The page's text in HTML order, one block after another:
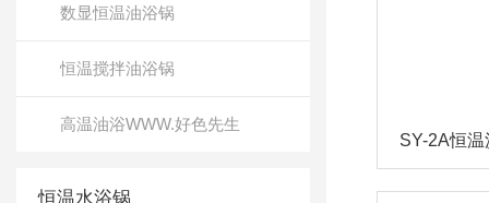
数显恒温油浴锅
恒温搅拌油浴锅
高温油浴WWW.好色先生
恒温水浴锅
SY-2A恒